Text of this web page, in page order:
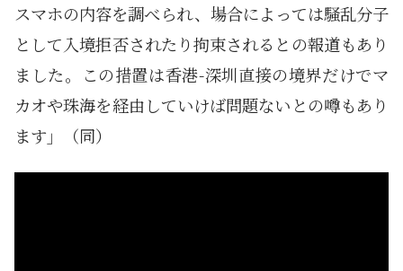
スマホの内容を調べられ、場合によっては騒乱分子
として入境拒否されたり拘束されるとの報道もあり
ました。この措置は香港-深圳直接の境界だけでマ
カオや珠海を経由していけば問題ないとの噂もあり
ます」（同）